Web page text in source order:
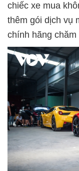
chiếc xe mua
thêm gói dịch vụ
chính hãng chăm